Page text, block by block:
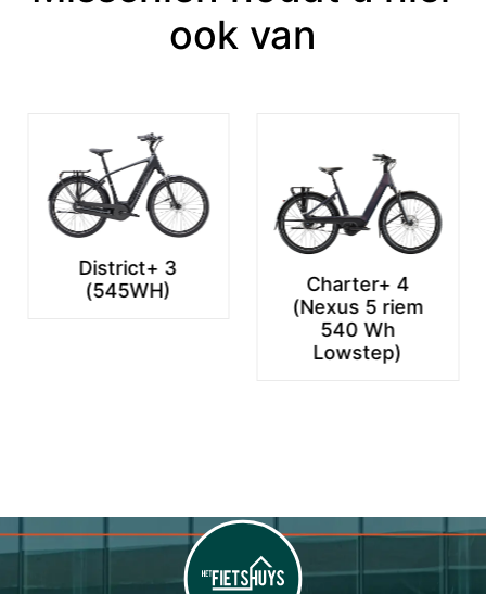
ook van
Charter+ 4
(Nexus 5 riem
Charter+ 4
(Nexus 5 riem
540Wh Lowstep)